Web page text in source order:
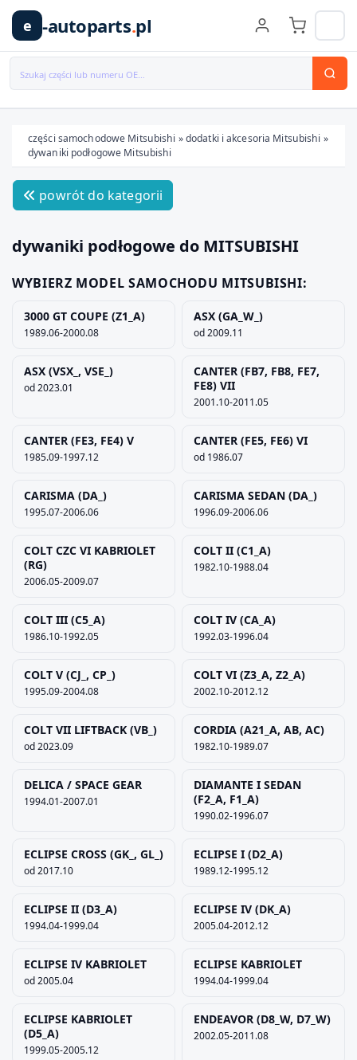
e -autoparts.pl
Wybierz swój pojazd
MARKA
TYP / SILNIK
Szukaj pasujących części
Anuluj
części samochodowe Mitsubishi »dodatki i akcesoria Mitsubishi »
dywaniki podłogowe Mitsubishi
powrót do kategorii
dywaniki podłogowe do MITSUBISHI
WYBIERZ MODEL SAMOCHODU MITSUBISHI:
3000 GT COUPE (Z1_A)
1989.06-2000.08
ASX (GA_W_)
od 2009.11
ASX (VSX_, VSE_)
od 2023.01
CANTER (FB7, FB8, FE7,
FE8) VII
2001.10-2011.05
CANTER (FE3, FE4) V
1985.09-1997.12
CANTER (FE5, FE6) VI
od 1986.07
CARISMA (DA_)
1995.07-2006.06
CARISMA SEDAN (DA_)
1996.09-2006.06
COLT CZC VI KABRIOLET
(RG)
2006.05-2009.07
COLT II (C1_A)
1982.10-1988.04
COLT III (C5_A)
1986.10-1992.05
COLT IV (CA_A)
1992.03-1996.04
COLT V (CJ_, CP_)
1995.09-2004.08
COLT VI (Z3_A, Z2_A)
2002.10-2012.12
COLT VII LIFTBACK (VB_)
od 2023.09
CORDIA (A21_A, AB, AC)
1982.10-1989.07
DELICA / SPACE GEAR
1994.01-2007.01
DIAMANTE I SEDAN
(F2_A, F1_A)
1990.02-1996.07
ECLIPSE CROSS (GK_, GL_)
od 2017.10
ECLIPSE I (D2_A)
1989.12-1995.12
ECLIPSE II (D3_A)
1994.04-1999.04
ECLIPSE IV (DK_A)
2005.04-2012.12
ECLIPSE IV KABRIOLET
od 2005.04
ECLIPSE KABRIOLET
1994.04-1999.04
ECLIPSE KABRIOLET
(D5_A)
1999.05-2005.12
ENDEAVOR (D8_W, D7_W)
2002.05-2011.08